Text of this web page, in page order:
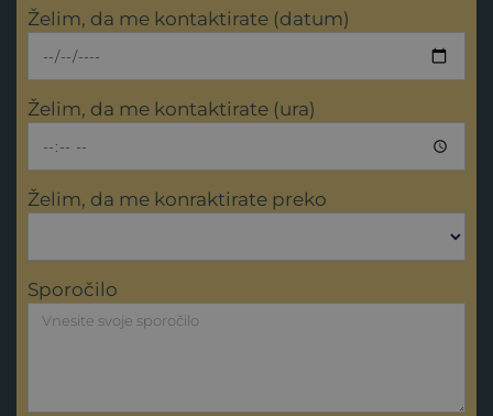
Želim, da me kontaktirate (datum)
Želim, da me kontaktirate (ura)
Želim, da me konraktirate preko
Sporočilo